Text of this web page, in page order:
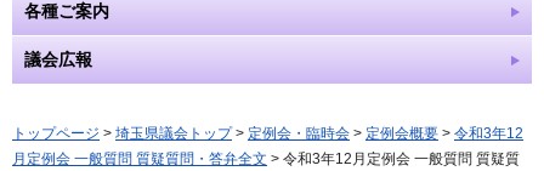
各種ご案内
議会広報
トップページ > 埼玉県議会トップ> 定例会・臨時会 > 定例会概要 > 令和3年12
月定例会 一般質問 質疑質問・答弁全文 > 令和3年12月定例会 一般質問 質疑質